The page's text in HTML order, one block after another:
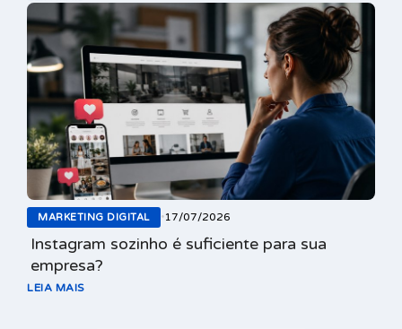
MARKETING DIGITAL •17/07/2026
Instagram sozinho é suficiente para sua
empresa?
LEIA MAIS